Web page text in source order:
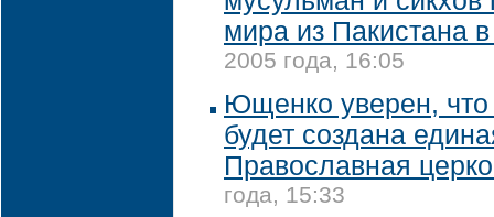
мира из Пакистана
2005 года, 16:05
Ющенко уверен, что
будет создана
Православная
года, 15:33